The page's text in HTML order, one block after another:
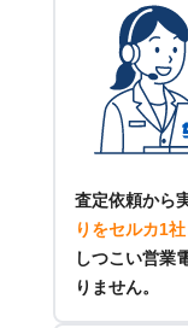
査定依頼から
りをセルカ1
しつこい営業
りません。